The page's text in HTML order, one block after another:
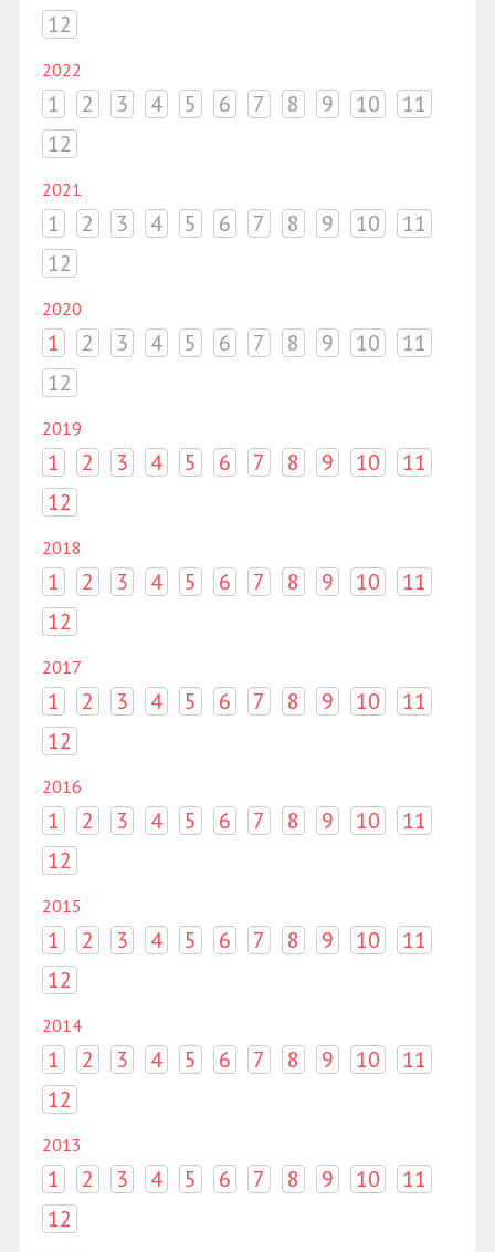
12
2022
1 2 3 4 5 6 7 8 9 10
11
12
2021
1 2 3 4 5 6 7 8 9 10
11
12
2020
1 2 3 4 5 6 7 8 9 10
11
12
2019
1 2 3 4 5 6 7 8 9 10
11
12
2018
1 2 3 4 5 6 7 8 9 10
11
12
2017
1 2 3 4 5 6 7 8 9 10
11
12
2016
1 2 3 4 5 6 7 8 9 10
11
12
2015
1 2 3 4 5 6 7 8 9 10
11
12
2014
1 2 3 4 5 6 7 8 9 10
11
12
2013
1 2 3 4 5 6 7 8 9 10
11
12